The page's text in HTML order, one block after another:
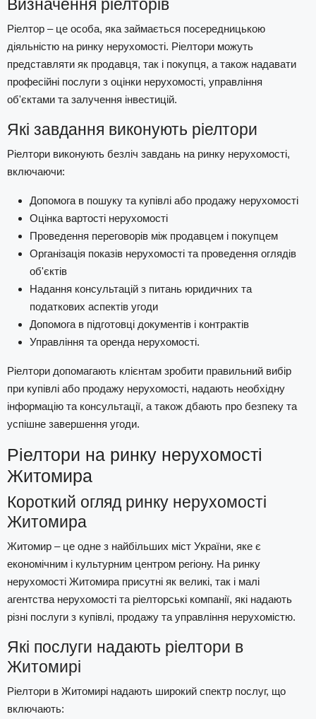
Визначення ріелторів
Ріелтор – це особа, яка займається посередницькою
діяльністю на ринку нерухомості. Ріелтори можуть
представляти як продавця, так і покупця, а також надавати
професійні послуги з оцінки нерухомості, управління
об'єктами та залучення інвестицій.
Які завдання виконують ріелтори
Ріелтори виконують безліч завдань на ринку нерухомості,
включаючи:
Допомога в пошуку та купівлі або продажу нерухомості
Оцінка вартості нерухомості
Проведення переговорів між продавцем і покупцем
Організація показів нерухомості та проведення оглядів
об'єктів
Надання консультацій з питань юридичних та
податкових аспектів угоди
Допомога в підготовці документів і контрактів
Управління та оренда нерухомості.
Ріелтори допомагають клієнтам зробити правильний вибір
при купівлі або продажу нерухомості, надають необхідну
інформацію та консультації, а також дбають про безпеку та
успішне завершення угоди.
Ріелтори на ринку нерухомості
Житомира
Короткий огляд ринку нерухомості
Житомира
Житомир – це одне з найбільших міст України, яке є
економічним і культурним центром регіону. На ринку
нерухомості Житомира присутні як великі, так і малі
агентства нерухомості та ріелторські компанії, які надають
різні послуги з купівлі, продажу та управління нерухомістю.
Які послуги надають ріелтори в
Житомирі
Ріелтори в Житомирі надають широкий спектр послуг, що
включають: